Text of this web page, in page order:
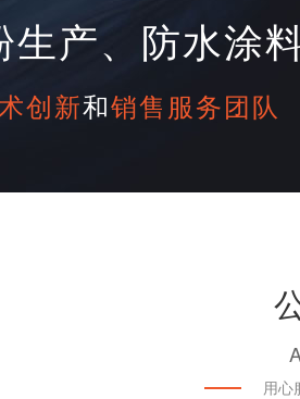
产、防水涂
创新和销售服务团队
用心